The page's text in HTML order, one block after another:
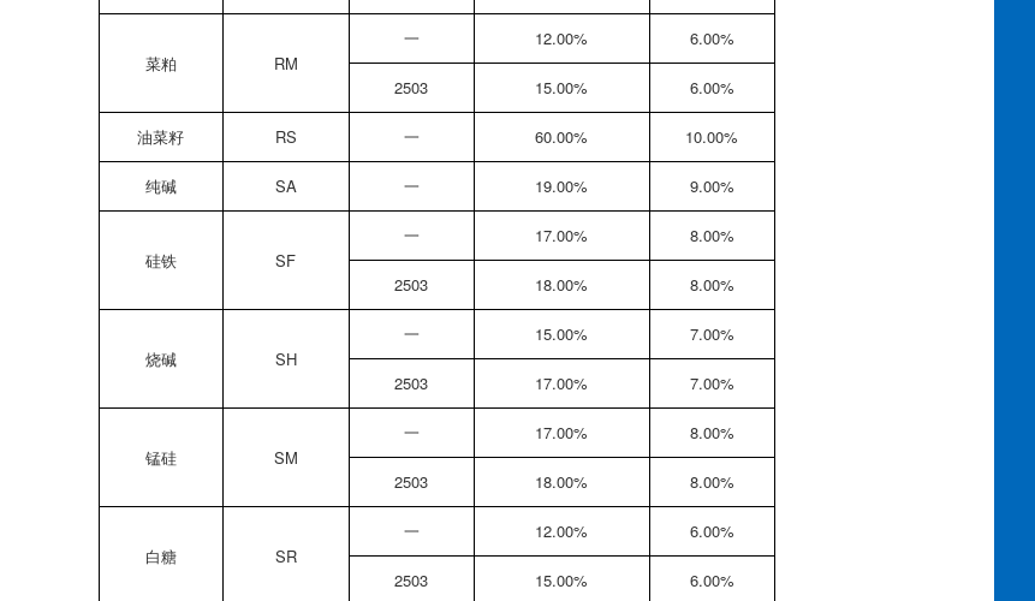
菜粕 RM
一 12.00% 6.00%
2503 15.00% 6.00%
油菜籽 RS 一 60.00% 10.00%
纯碱 SA 一 19.00% 9.00%
硅铁 SF
一 17.00% 8.00%
2503 18.00% 8.00%
烧碱 SH
一 15.00% 7.00%
2503 17.00% 7.00%
锰硅 SM
一 17.00% 8.00%
2503 18.00% 8.00%
白糖 SR
一 12.00% 6.00%
2503 15.00% 6.00%